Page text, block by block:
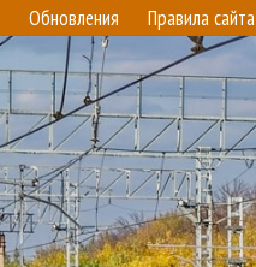
Обновления Правила сайта